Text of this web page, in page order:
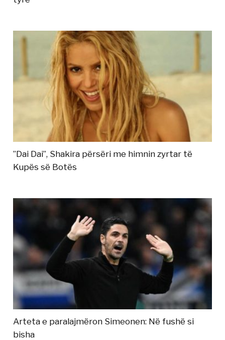
”Dai Dai”, Shakira përsëri me himnin zyrtar të
Kupës së Botës
Arteta e paralajmëron Simeonen: Në fushë si
bisha